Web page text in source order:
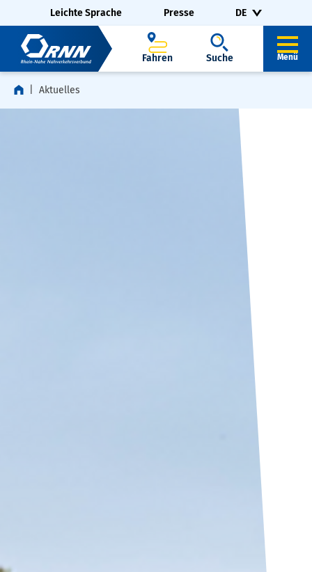
Navigation überspringen
Zur Fußzeile springen
Leichte Sprache Presse DE
Fahren Suche Menü
Aktuelles